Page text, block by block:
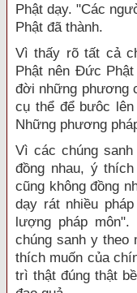
Phật dạy. "Các
Phật đã thành.
Vì thấy rõ tất cả
Phật nên Đức
đời những phương
cụ thể để bưôc
Những phương
Vì các chúng sanh
đồng nhau, ý
cũng không đồng
dạy rát nhiều
lượng pháp
chúng sanh y theo
thích muốn của
trì thật đúng thật